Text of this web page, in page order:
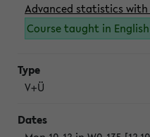
Advanced statistics with
Course taught in English
V+Ü